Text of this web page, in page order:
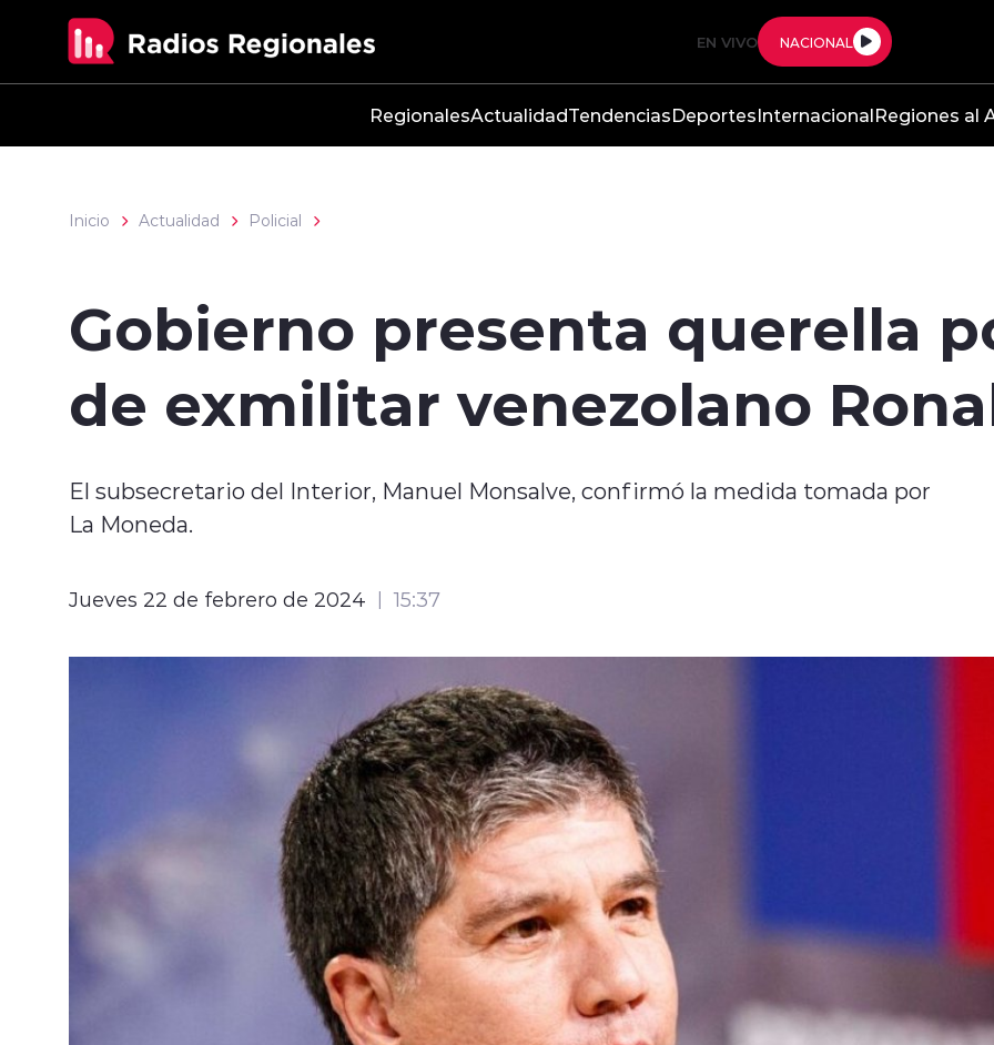
EN VIVO NACIONAL
RegionalesActualidadTendenciasDeportesInternacionalRegiones al
Inicio Actualidad Policial
Gobierno presenta querella
de exmilitar venezolano
El subsecretario del Interior, Manuel Monsalve, confirmó la medida tomada por
La Moneda.
Jueves 22 de febrero de 2024 15:37